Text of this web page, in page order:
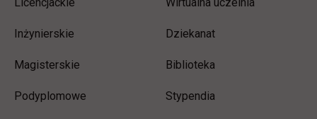
Inżynierskie
Magisterskie
Podyplomowe
Dziekanat
Biblioteka
Stypendia